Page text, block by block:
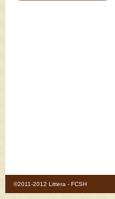
©2011-2012 Littera - FCSH